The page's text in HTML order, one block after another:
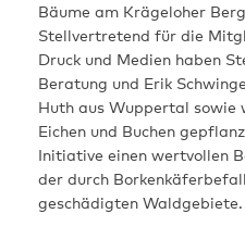
Bäume am Krägeloher
Stellvertretend für die
Druck und Medien haben
Beratung und Erik
Huth aus Wuppertal
Eichen und Buchen
Initiative einen wertvollen
der durch
geschädigten Waldgebiete.